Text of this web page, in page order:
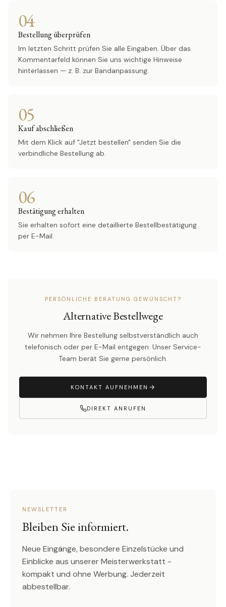
04
Bestellung überprüfen
Im letzten Schritt prüfen Sie alle Eingaben. Über das
Kommentarfeld können Sie uns wichtige Hinweise
hinterlassen — z. B. zur Bandanpassung.
05
Kauf abschließen
Mit dem Klick auf "Jetzt bestellen" senden Sie die
verbindliche Bestellung ab.
06
Bestätigung erhalten
Sie erhalten sofort eine detaillierte Bestellbestätigung
per E-Mail.
PERSÖNLICHE BERATUNG GEWÜNSCHT?
Alternative Bestellwege
Wir nehmen Ihre Bestellung selbstverständlich auch
telefonisch oder per E-Mail entgegen. Unser Service-
Team berät Sie gerne persönlich.
KONTAKT AUFNEHMEN
DIREKT ANRUFEN
NEWSLETTER
Bleiben Sie informiert.
Neue Eingänge, besondere Einzelstücke und
Einblicke aus unserer Meisterwerkstatt -
kompakt und ohne Werbung. Jederzeit
abbestellbar.